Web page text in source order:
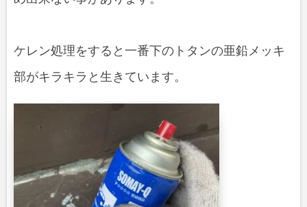
ケレン処理をすると一番下のトタンの亜鉛メッキ
部がキラキラと生きています。